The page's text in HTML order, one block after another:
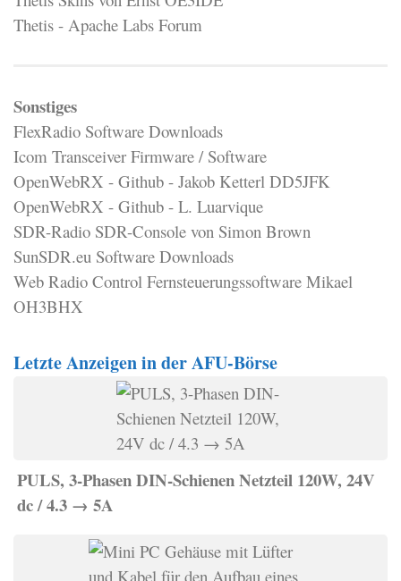
Thetis - Apache Labs Forum
Sonstiges
FlexRadio Software Downloads
Icom Transceiver Firmware / Software
OpenWebRX - Github - Jakob Ketterl DD5JFK
OpenWebRX - Github - L. Luarvique
SDR-Radio SDR-Console von Simon Brown
SunSDR.eu Software Downloads
Web Radio Control Fernsteuerungssoftware Mikael
OH3BHX
Letzte Anzeigen in der AFU-Börse
PULS, 3-Phasen DIN-Schienen Netzteil 120W, 24V
dc / 4.3 → 5A